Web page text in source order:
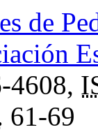
de
4608,
61-69